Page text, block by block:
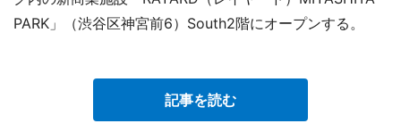
PARK」（渋谷区神宮前6）South2階にオープンする。
記事を読む